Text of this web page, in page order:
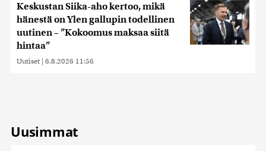
Keskustan Siika-aho kertoo, mikä
hänestä on Ylen gallupin todellinen
uutinen – ”Kokoomus maksaa siitä
hintaa”
Uutiset | 6.8.2026 11:56
Uusimmat